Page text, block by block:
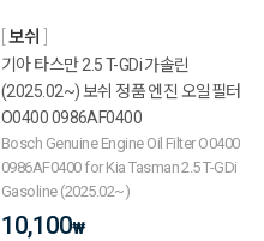
보쉬
기아 타스만 2.5 T-GDi 가솔린
(2025.02~) 보쉬 정품 엔진 오일필터
O0400 0986AF0400
Bosch Genuine Engine Oil Filter O0400
0986AF0400 for Kia Tasman 2.5 T-GDi
Gasoline (2025.02~)
10,100₩